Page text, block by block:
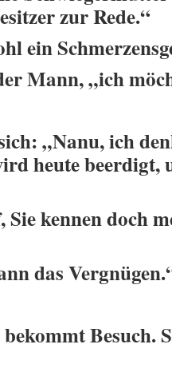
zur Rede.“
ein
Mann, „ich
„Nanu, ich
heute beerdigt,
kennen doch
das
Besuch.